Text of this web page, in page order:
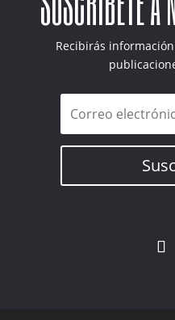
Recibirás